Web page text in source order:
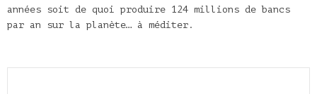
années soit de quoi produire 124 millions de bancs
par an sur la planète… à méditer.